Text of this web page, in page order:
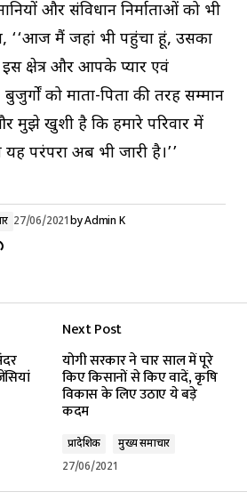
और संविधान निर्माताओं को भी
‘‘आज मैं जहां भी पहुंचा हूं, उसका
इस क्षेत्र और आपके प्यार एवं
को माता-पिता की तरह सम्मान
मुझे खुशी है कि हमारे परिवार में
परंपरा अब भी जारी है।’’
27/06/2021byAdmin K
Next Post
योगी सरकार ने चार साल में पूरे
किए किसानों से किए वादें, कृषि
विकास के लिए उठाए ये बड़े
कदम
प्रादेशिक
मुख्य समाचार
27/06/2021